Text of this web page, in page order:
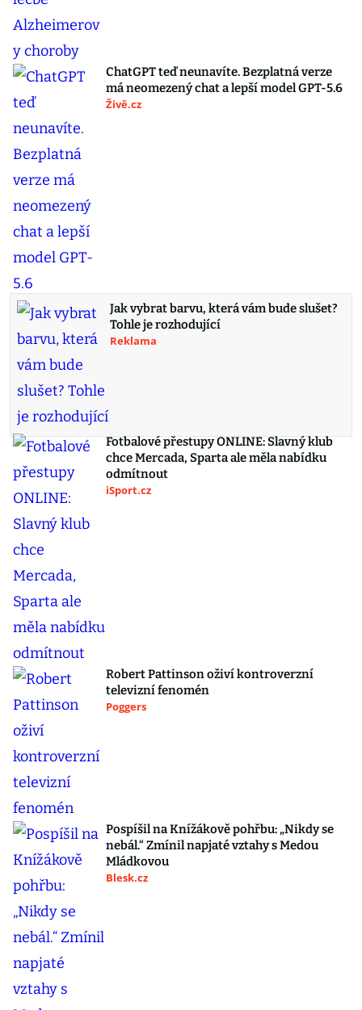
ChatGPT teď neunavíte. Bezplatná verze
má neomezený chat a lepší model GPT-5.6
Živě.cz
Jak vybrat barvu, která vám bude slušet?
Tohle je rozhodující
Reklama
Fotbalové přestupy ONLINE: Slavný klub
chce Mercada, Sparta ale měla nabídku
odmítnout
iSport.cz
Robert Pattinson oživí kontroverzní
televizní fenomén
Poggers
Pospíšil na Knížákově pohřbu: „Nikdy se
nebál.“ Zmínil napjaté vztahy s Medou
Mládkovou
Blesk.cz